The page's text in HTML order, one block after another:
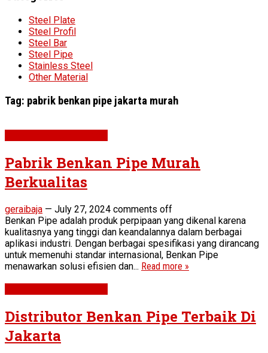
Steel Plate
Steel Profil
Steel Bar
Steel Pipe
Stainless Steel
Other Material
Tag: pabrik benkan pipe jakarta murah
Pabrik Benkan Pipe Murah
Berkualitas
geraibaja — July 27, 2024 comments off
Benkan Pipe adalah produk perpipaan yang dikenal karena
kualitasnya yang tinggi dan keandalannya dalam berbagai
aplikasi industri. Dengan berbagai spesifikasi yang dirancang
untuk memenuhi standar internasional, Benkan Pipe
menawarkan solusi efisien dan... Read more »
Distributor Benkan Pipe Terbaik Di
Jakarta